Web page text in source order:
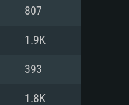
807
1.9K
393
1.8K